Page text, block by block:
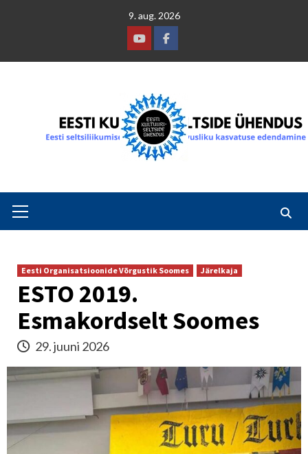
9. aug. 2026
YoutubeFacebook
Menu
Eesti Organisatsioonide Võrgustik Soomes Järelkaja
ESTO 2019.
Esmakordselt Soomes
29. juuni 2026